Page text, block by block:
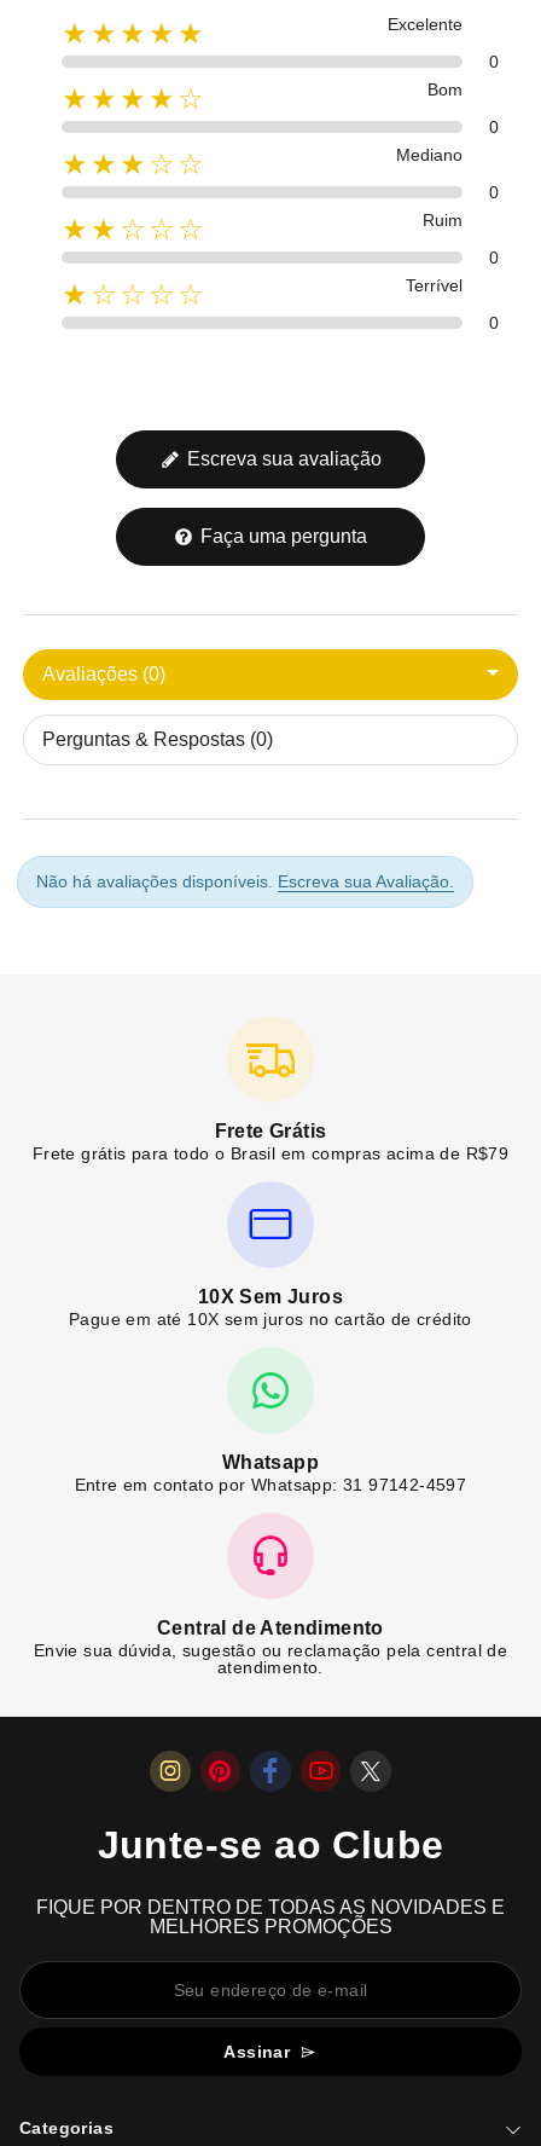
★★★★★
Excelente
0
★★★★☆
Bom
0
★★★☆☆
Mediano
0
★★☆☆☆
Ruim
0
★☆☆☆☆
Terrível
0
Escreva sua avaliação
Faça uma pergunta
Avaliações (0)
Perguntas & Respostas (0)
Não há avaliações disponíveis. Escreva sua Avaliação.
Frete Grátis
Frete grátis para todo o Brasil em compras acima de R$79
10X Sem Juros
Pague em até 10X sem juros no cartão de crédito
Whatsapp
Entre em contato por Whatsapp: 31 97142-4597
Central de Atendimento
Envie sua dúvida, sugestão ou reclamação pela central de
atendimento.
Junte-se ao Clube
FIQUE POR DENTRO DE TODAS AS NOVIDADES E
MELHORES PROMOÇÕES
Assinar
Categorias